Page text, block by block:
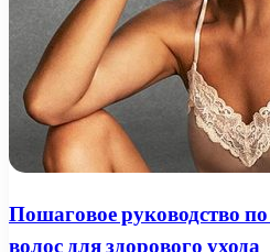
Пошаговое руководство
волос для здорового ухода